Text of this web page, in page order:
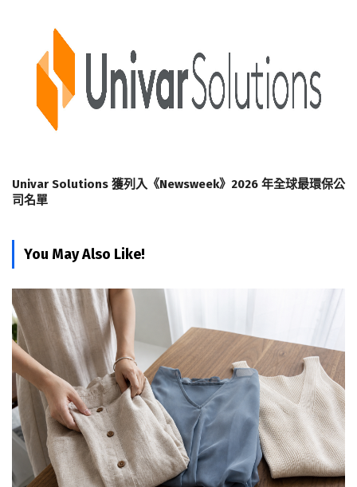
Univar Solutions 獲列入《Newsweek》2026 年全球最環保公
司名單
You May Also Like!